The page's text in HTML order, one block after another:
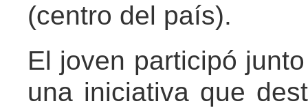
(centro del país).
El joven participó
una iniciativa que